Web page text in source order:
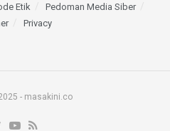
Etik
Pedoman Media Siber
Privacy
- masakini.co